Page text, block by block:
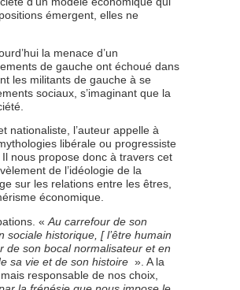
émergent, elles ne
la menace d’un
de gauche ont échoué dans
les militants de gauche à se
sociaux, s’imaginant que la
nationaliste, l’auteur appelle à
libérale ou progressiste
nous propose donc à travers cet
de l’idéologie de la
sur les relations entre les êtres,
économique.
« Au carrefour de son
historique, [ l’être humain
de son bocal normalisateur et en
sa vie et de son histoire ». A la
responsable de nos choix,